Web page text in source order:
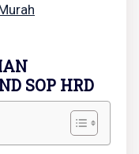
SOP HRD